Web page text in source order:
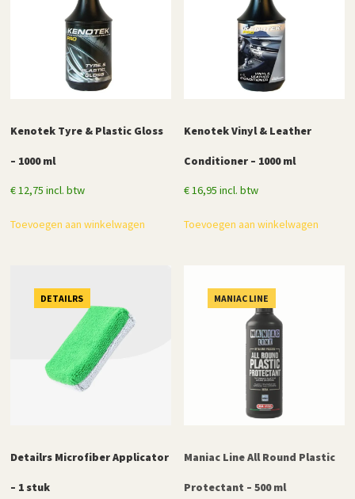
Kenotek Tyre & Plastic Gloss
– 1000 ml
€ 12,75 incl. btw
Toevoegen aan winkelwagen
Kenotek Vinyl & Leather
Conditioner – 1000 ml
€ 16,95 incl. btw
Toevoegen aan winkelwagen
DETAILRS
Detailrs Microfiber Applicator
– 1 stuk
MANIAC LINE
Maniac Line All Round Plastic
Protectant – 500 ml